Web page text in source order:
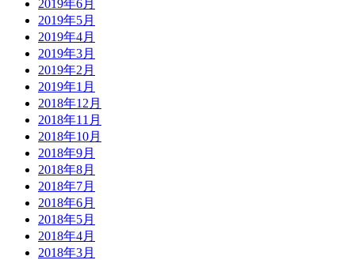
2019年6月
2019年5月
2019年4月
2019年3月
2019年2月
2019年1月
2018年12月
2018年11月
2018年10月
2018年9月
2018年8月
2018年7月
2018年6月
2018年5月
2018年4月
2018年3月